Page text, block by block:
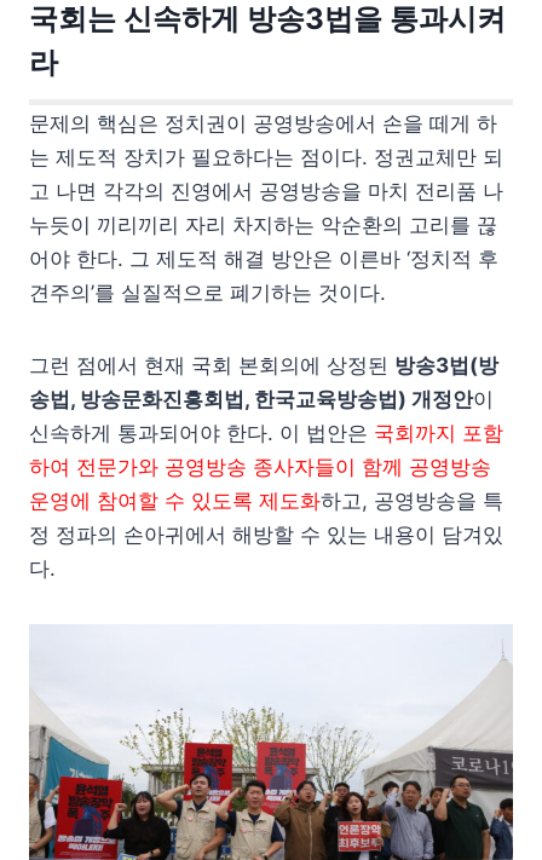
국회는 신속하게 방송3법을 통과시켜
라
문제의 핵심은 정치권이 공영방송에서 손을 떼게 하
는 제도적 장치가 필요하다는 점이다. 정권교체만 되
고 나면 각각의 진영에서 공영방송을 마치 전리품 나
누듯이 끼리끼리 자리 차지하는 악순환의 고리를 끊
어야 한다. 그 제도적 해결 방안은 이른바 ‘정치적 후
견주의’를 실질적으로 폐기하는 것이다.
그런 점에서 현재 국회 본회의에 상정된 방송3법(방
송법, 방송문화진흥회법, 한국교육방송법) 개정안이
신속하게 통과되어야 한다. 이 법안은 국회까지 포함
하여 전문가와 공영방송 종사자들이 함께 공영방송
운영에 참여할 수 있도록 제도화하고, 공영방송을 특
정 정파의 손아귀에서 해방할 수 있는 내용이 담겨있
다.